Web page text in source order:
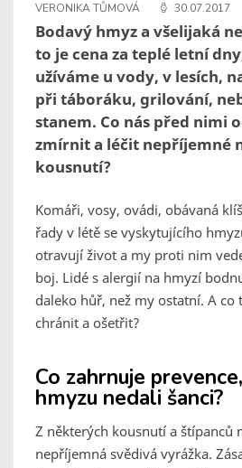
VERONIKA TŮMOVÁ 30.07.2017
Bodavý hmyz a všelijaká
to je cena za teplé letní
užíváme u vody, v lesích,
při táboráku, grilování,
stanem. Co nás před nimi
zmírnit a léčit nepříjemné
kousnutí?
Komáři, vosy, ovádi, obávaná
řady v létě se vyskytujícího
otravují život a my proti nim
boj. Lidé s alergií na hmyzí
daleko hůř, než my ostatní. A co
chránit a ošetřit?
Co zahrnuje
hmyzu nedali šanci?
Z některých kousnutí a štípanců
nepříjemná svědivá vyrážka.